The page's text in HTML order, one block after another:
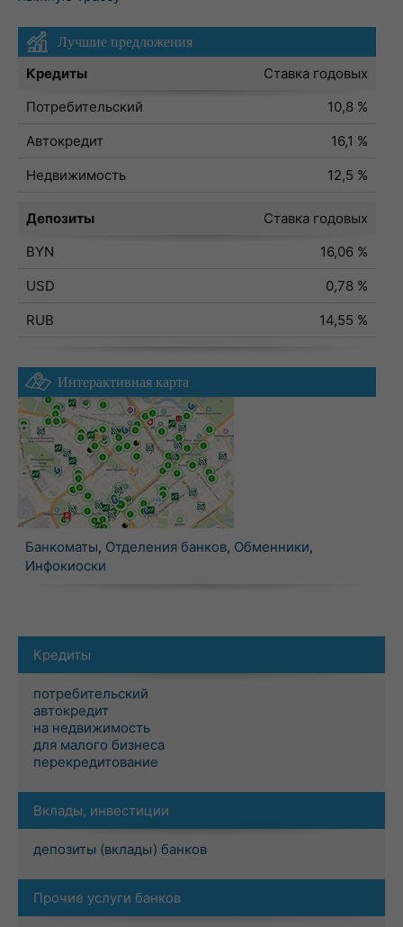
Лучшие предложения
Кредиты
Ставка годовых
Потребительский
10,8 %
Автокредит
16,1 %
Недвижимость
12,5 %
Депозиты
Ставка годовых
BYN
16,06 %
USD
0,78 %
RUB
14,55 %
Интерактивная карта
Банкоматы, Отделения банков, Обменники,
Инфокиоски
Кредиты
потребительский
автокредит
на недвижимость
для малого бизнеса
перекредитование
Вклады, инвестиции
депозиты (вклады) банков
Прочие услуги банков